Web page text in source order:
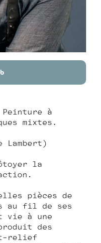
à
mixtes.
Lambert)
la
pièces de
au fil de ses
vie à une
des
relief